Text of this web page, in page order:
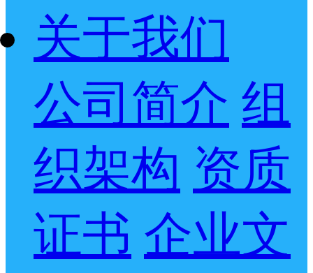
关于我们
公司简介 组
织架构 资质
证书 企业文